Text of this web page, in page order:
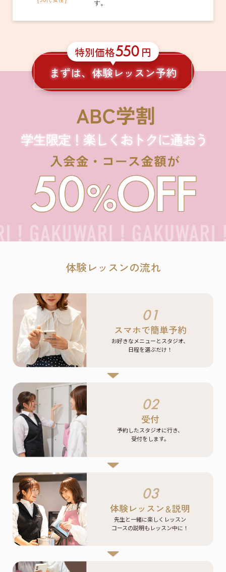
す。
特別価格550 円
まずは、体験レッスン予約
体験レッスンの流れ
01
スマホで簡単予約
お好きなメニューとスタジオ、
日程を選ぶだけ！
02
受付
予約したスタジオに行き、
受付をします。
03
体験レッスン＆説明
先生と一緒に楽しくレッスン
コースの説明もレッスン中に！